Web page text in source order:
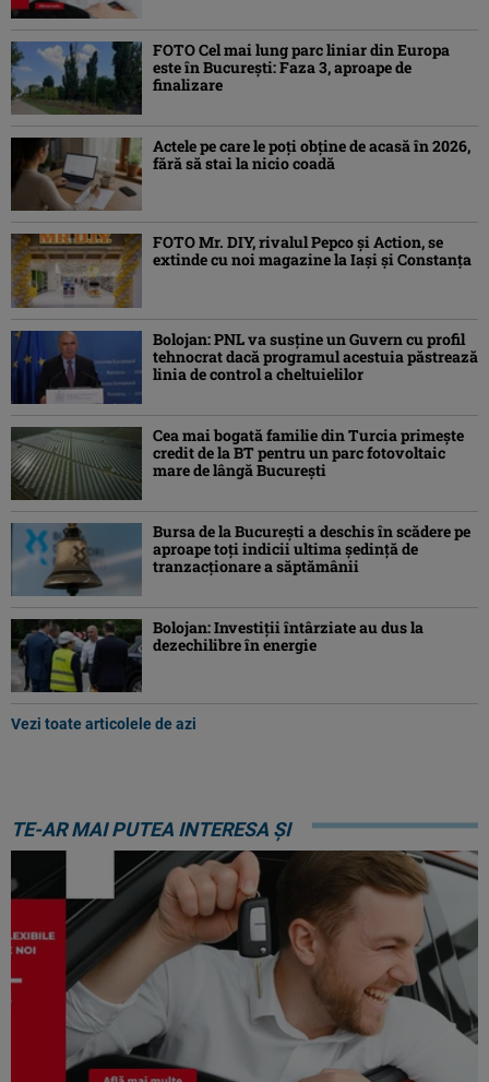
FOTO Cel mai lung parc liniar din Europa
este în București: Faza 3, aproape de
finalizare
Actele pe care le poți obține de acasă în 2026,
fără să stai la nicio coadă
FOTO Mr. DIY, rivalul Pepco și Action, se
extinde cu noi magazine la Iași și Constanța
Bolojan: PNL va susţine un Guvern cu profil
tehnocrat dacă programul acestuia păstrează
linia de control a cheltuielilor
Cea mai bogată familie din Turcia primește
credit de la BT pentru un parc fotovoltaic
mare de lângă București
Bursa de la Bucureşti a deschis în scădere pe
aproape toţi indicii ultima şedinţă de
tranzacţionare a săptămânii
Bolojan: Investiţii întârziate au dus la
dezechilibre în energie
Vezi toate articolele de azi
TE-AR MAI PUTEA INTERESA ȘI